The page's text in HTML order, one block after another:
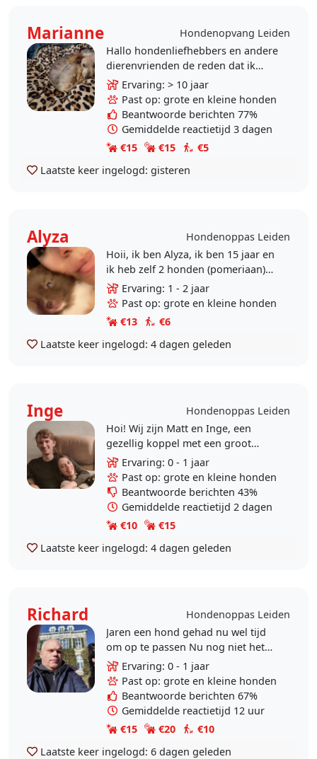
Marianne
Hondenopvang Leiden
Hallo hondenliefhebbers en andere
dierenvrienden de reden dat ik
hondenoppasser wil worden omdat
ik als dierenvriend niet wil dat
dieren gedumpt..
Ervaring: > 10 jaar
Past op: grote en kleine honden
Beantwoorde berichten 77%
Gemiddelde reactietijd 3 dagen
€15
€15
€5
Laatste keer ingelogd: gisteren
Alyza
Hondenoppas Leiden
Hoii, ik ben Alyza, ik ben 15 jaar en
ik heb zelf 2 honden (pomeriaan)
van jongs af aan heb ik geleerd hoe
ik met honden om moet gaan.
Daarbij heb ik..
Ervaring: 1 - 2 jaar
Past op: grote en kleine honden
€13
€6
Laatste keer ingelogd: 4 dagen geleden
Inge
Hondenoppas Leiden
Hoi! Wij zijn Matt en Inge, een
gezellig koppel met een groot
hondenhart. Matt is opgegroeid
met honden, Inge heeft een jaar
een vrolijke viervoeter..
Ervaring: 0 - 1 jaar
Past op: grote en kleine honden
Beantwoorde berichten 43%
Gemiddelde reactietijd 2 dagen
€10
€15
Laatste keer ingelogd: 4 dagen geleden
Richard
Hondenoppas Leiden
Jaren een hond gehad nu wel tijd
om op te passen Nu nog niet het
juiste moment om aan een andere
hond te beginnen
Ervaring: 0 - 1 jaar
Past op: grote en kleine honden
Beantwoorde berichten 67%
Gemiddelde reactietijd 12 uur
€15
€20
€10
Laatste keer ingelogd: 6 dagen geleden